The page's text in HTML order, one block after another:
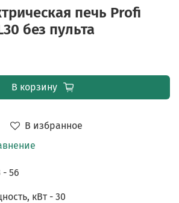
печь Profi
без пульта
В избранное
В корзину
56
кВт - 30